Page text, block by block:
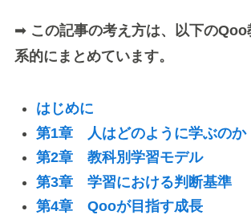
➡ この記事の考え方は、以下の
系的にまとめています。
はじめに
第1章 人はどのように学ぶのか
第2章 教科別学習モデル
第3章 学習における判断基準
第4章 Qooが目指す成長